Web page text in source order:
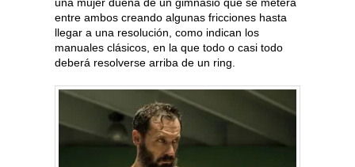
entre ambos creando algunas fricciones hasta
llegar a una resolución, como indican los
manuales clásicos, en la que todo o casi todo
deberá resolverse arriba de un ring.